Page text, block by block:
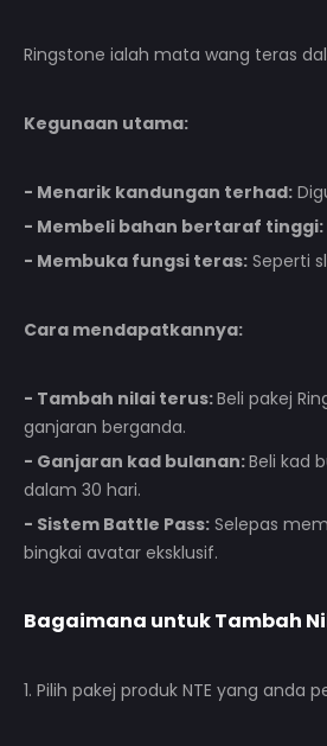
Ringstone ialah mata wang teras
Kegunaan utama:
- Menarik kandungan terhad:
- Membeli bahan bertaraf tinggi:
- Membuka fungsi teras: Seperti
Cara mendapatkannya:
- Tambah nilai terus:Beli pakej
ganjaran berganda.
- Ganjaran kad bulanan:Beli kad
dalam 30 hari.
- Sistem Battle Pass: Selepas
bingkai avatar eksklusif.
Bagaimana untuk Tambah
1. Pilih pakej produk NTE yang anda